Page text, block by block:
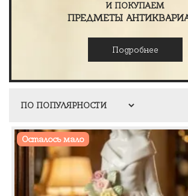
И ПОКУПАЕМ
ПРЕДМЕТЫ
Подробнее
Осталось мало